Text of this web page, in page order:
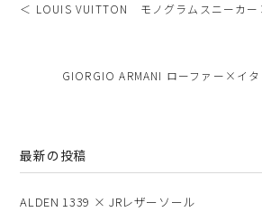
＜ LOUIS VUITTON モノグラムスニーカ
GIORGIO ARMANI ローファー×イ
最新の投稿
ALDEN 1339 × JRレザーソール